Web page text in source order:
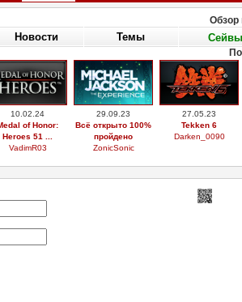
Обзор
Новости Темы Сейвы
10.02.24
of Honor:
Heroes 51 ...
VadimR03
29.09.23
Всё открыто 100%
пройдено
ZonicSonic
27.05.23
Tekken 6
Darken_0090